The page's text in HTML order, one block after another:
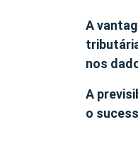
A
nos
A
o